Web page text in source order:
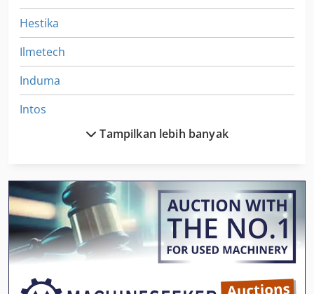
Hestika
Ilmetech
Induma
Intos
Isel Cnc
Isel Gfm 4433
Isk Mesin
Ismail Transformator
Tampilkan lebih banyak